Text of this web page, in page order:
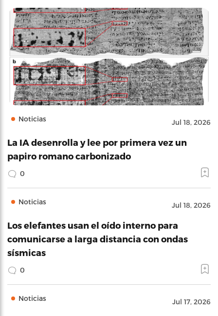
Noticias Jul 18, 2026
La IA desenrolla y lee por primera vez un
papiro romano carbonizado
0
Noticias Jul 18, 2026
Los elefantes usan el oído interno para
comunicarse a larga distancia con ondas
sísmicas
0
Noticias Jul 17, 2026